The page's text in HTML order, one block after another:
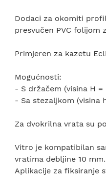
Dodaci za okomiti
presvučen PVC folijom
Primjeren za kazetu
Mogućnosti:
- S držačem (visina H =
- Sa stezaljkom (visina
Za dvokrilna vrata su
Vitro je kompatibilan
vratima debljine 10 mm.
Aplikacije za fiksiranje